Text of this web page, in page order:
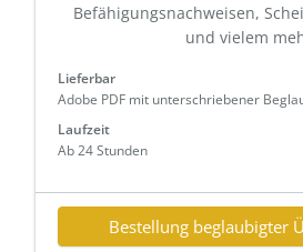
Befähigungsnachweisen,
und vielem
Lieferbar
Adobe PDF mit unterschriebener
Laufzeit
Ab 24 Stunden
Bestellung beglaubigter